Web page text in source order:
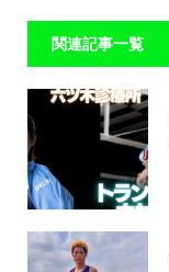
関連記事一覧